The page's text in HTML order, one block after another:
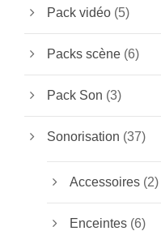
Pack vidéo (5)
Packs scène (6)
Pack Son (3)
Sonorisation (37)
Accessoires (2)
Enceintes (6)